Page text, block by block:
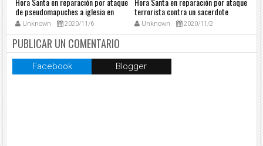
de pseudomapuches a iglesia en
Argentina 061120
Unknown 2020/11/6
terrorista contra un sacerdote
ortodoxo en Francia 311020
Unknown 2020/11/2
PUBLICAR UN COMENTARIO
Facebook Blogger